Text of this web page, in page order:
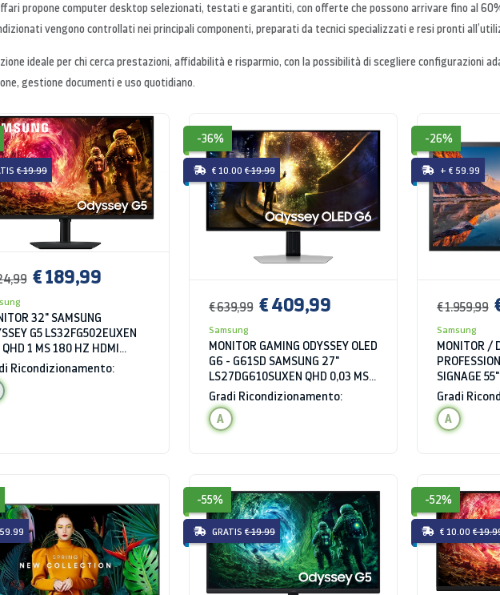
propone computer desktop selezionati, testati e garantiti, con offerte che possono arrivare fino al
vengono controllati nei principali componenti, preparati da tecnici specializzati e resi pronti
ideale per chi cerca prestazioni, affidabilità e risparmio, con la possibilità di scegliere configurazioni
gestione documenti e uso quotidiano.
€ 19.99
€ 189,99
32" SAMSUNG
G5 LS32FG502EUXEN
QHD 1 MS 180 HZ HDMI
Ricondizionamento:
-36%
€ 10.00 € 19.99
€ 639,99 € 409,99
Samsung
MONITOR GAMING ODYSSEY OLED
G6 - G61SD SAMSUNG 27"
LS27DG610SUXEN QHD 0,03 MS
240 HZ HDR10 HDMI HUB USB
SILVER
Gradi Ricondizionamento:
A
-26%
+ € 59.99
€ 1.959,99
Samsung
MONITOR /
SIGNAGE
TOUCH 4K
BLUETOOTH
Gradi
A
-55%
GRATIS € 19.99
-52%
€ 10.00 €